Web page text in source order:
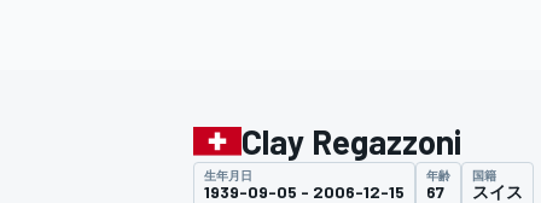
Clay Regazzoni
生年月日
1939-09-05 - 2006-12-15
年齢
67
国籍
スイス